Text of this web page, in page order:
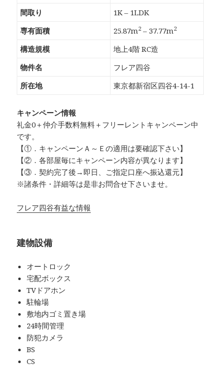
間取り
1K – 1LDK
専有面積
25.87m2 – 37.77m2
構造規模
地上4階 RC造
物件名
フレア四谷
所在地
東京都新宿区四谷4-14-1
キャンペーン情報
礼金0＋仲介手数料無料＋ フリーレント キャンペーン中
です。
【①．キャンペーンＡ～Ｅの適用は要確認下さい】
【②．各部屋毎にキャンペーン内容が異なります】
【③．契約完了後→即日、ご指定口座へ振込還元】
※諸条件・詳細等は是非お問合せ下さいませ。
フレア四谷有益な情報
建物設備
オートロック
宅配ボックス
TVドアホン
駐輪場
敷地内ゴミ置き場
24時間管理
防犯カメラ
BS
CS